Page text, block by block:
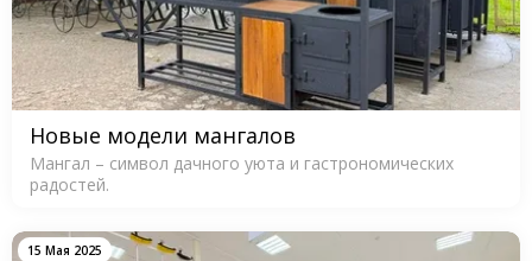
Новые модели мангалов
Мангал – символ дачного уюта и гастрономических
радостей.
15 Мая 2025